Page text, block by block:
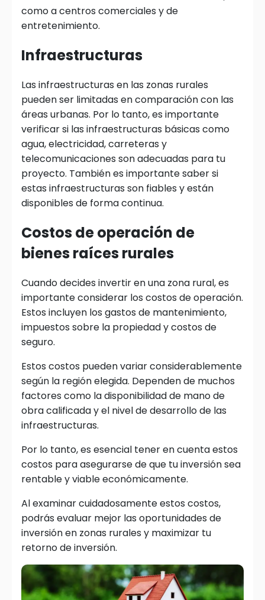
como a centros comerciales y de
entretenimiento.
Infraestructuras
Las infraestructuras en las zonas rurales
pueden ser limitadas en comparación con las
áreas urbanas. Por lo tanto, es importante
verificar si las infraestructuras básicas como
agua, electricidad, carreteras y
telecomunicaciones son adecuadas para tu
proyecto. También es importante saber si
estas infraestructuras son fiables y están
disponibles de forma continua.
Costos de operación de
bienes raíces rurales
Cuando decides invertir en una zona rural, es
importante considerar los costos de operación.
Estos incluyen los gastos de mantenimiento,
impuestos sobre la propiedad y costos de
seguro.
Estos costos pueden variar considerablemente
según la región elegida. Dependen de muchos
factores como la disponibilidad de mano de
obra calificada y el nivel de desarrollo de las
infraestructuras.
Por lo tanto, es esencial tener en cuenta estos
costos para asegurarse de que tu inversión sea
rentable y viable económicamente.
Al examinar cuidadosamente estos costos,
podrás evaluar mejor las oportunidades de
inversión en zonas rurales y maximizar tu
retorno de inversión.